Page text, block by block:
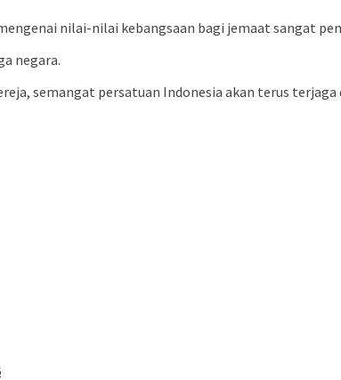
nilai-nilai kebangsaan bagi jemaat sangat
negara.
semangat persatuan Indonesia akan terus terjaga